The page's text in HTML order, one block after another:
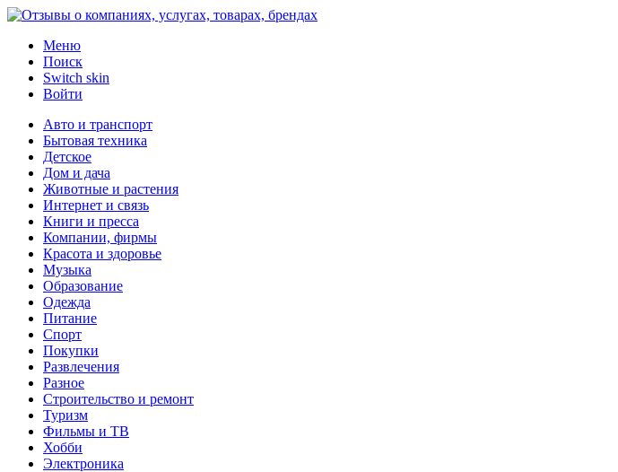
Меню
Поиск
Switch skin
Войти
Авто и транспорт
Бытовая техника
Детское
Дом и дача
Животные и растения
Интернет и связь
Книги и пресса
Компании, фирмы
Красота и здоровье
Музыка
Образование
Одежда
Питание
Спорт
Покупки
Развлечения
Разное
Строительство и ремонт
Туризм
Фильмы и ТВ
Хобби
Электроника